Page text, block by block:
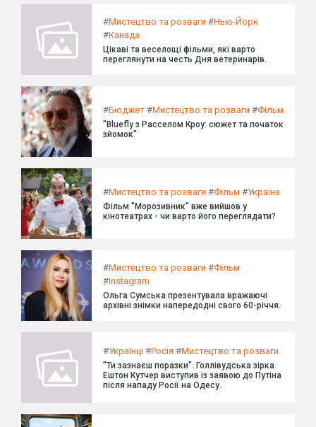
#Мистецтво та розваги #Нью-Йорк
#Канада
Цікаві та веселощі фільми, які варто
переглянути на честь Дня ветеринарів.
#Бюджет #Мистецтво та розваги #Фільм
"Bluefly з Расселом Кроу: сюжет та початок
зйомок"
#Мистецтво та розваги #Фільм #Україна
Фільм "Морозивник" вже вийшов у
кінотеатрах - чи варто його переглядати?
#Мистецтво та розваги #Фільм
#Instagram
Ольга Сумська презентувала вражаючі
архівні знімки напередодні свого 60-річчя.
#Українці #Росія #Мистецтво та розваги
"Ти зазнаєш поразки". Голлівудська зірка
Ештон Кутчер виступив із заявою до Путіна
після нападу Росії на Одесу.